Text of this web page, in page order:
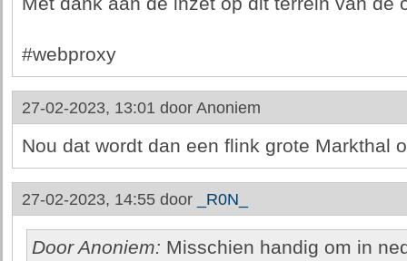
#webproxy
27-02-2023, 13:01 door Anoniem
Nou dat wordt dan een flink grote Markthal
27-02-2023, 14:55 door _R0N_
Door Anoniem: Misschien handig om in